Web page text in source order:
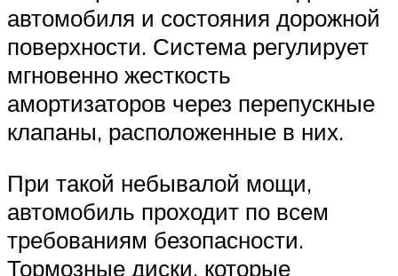
автомобиля и состояния дорожной
поверхности. Система регулирует
мгновенно жесткость
амортизаторов через перепускные
клапаны, расположенные в них.
При такой небывалой мощи,
автомобиль проходит по всем
требованиям безопасности.
Тормозные диски, которые